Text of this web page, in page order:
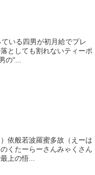
いる四男が初月給でプレ
としても割れないティーポ
の"...
依般若波羅蜜多故（えーは
くたーらーさんみゃくさん
上の悟...